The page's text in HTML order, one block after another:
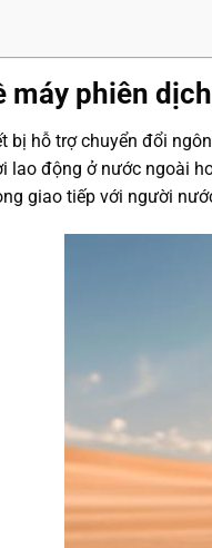
máy phiên dịch
bị hỗ trợ chuyển đổi
lao động ở nước ngoài
giao tiếp với người